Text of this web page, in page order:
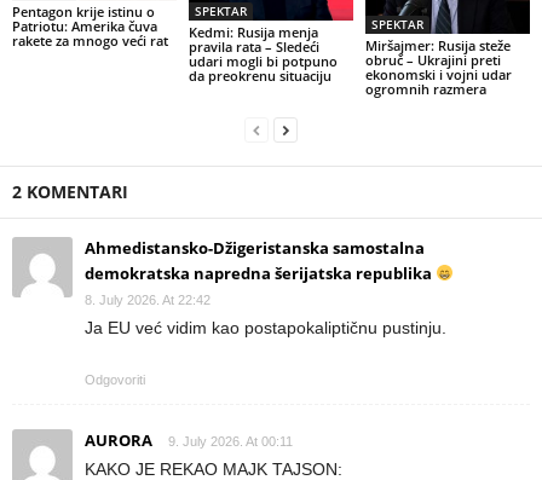
Pentagon krije istinu o
Patriotu: Amerika čuva
rakete za mnogo veći rat
SPEKTAR
Kedmi: Rusija menja
pravila rata – Sledeći
udari mogli bi potpuno
da preokrenu situaciju
SPEKTAR
Miršajmer: Rusija steže
obruč – Ukrajini preti
ekonomski i vojni udar
ogromnih razmera
2 KOMENTARI
Ahmedistansko-Džigeristanska samostalna
demokratska napredna šerijatska republika
8. July 2026. At 22:42
Ja EU već vidim kao postapokaliptičnu pustinju.
Odgovoriti
AURORA 9. July 2026. At 00:11
KAKO JE REKAO MAJK TAJSON: